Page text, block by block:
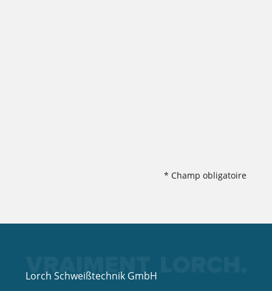
* Champ obligatoire
Lorch Schweißtechnik GmbH